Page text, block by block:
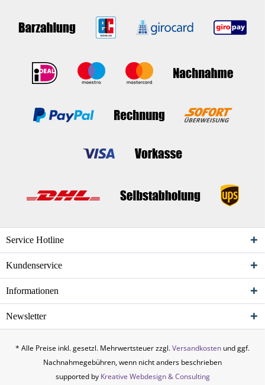
Service Hotline
Kundenservice
Informationen
Newsletter
* Alle Preise inkl. gesetzl. Mehrwertsteuer zzgl.Versandkosten und ggf.
Nachnahmegebühren, wenn nicht anders beschrieben
supported by Kreative Webdesign & Consulting